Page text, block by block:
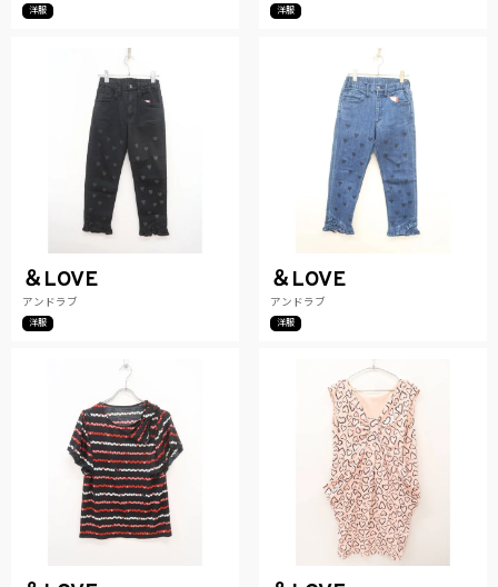
洋服 洋服
＆LOVE
アンドラブ
洋服
＆LOVE
アンドラブ
洋服